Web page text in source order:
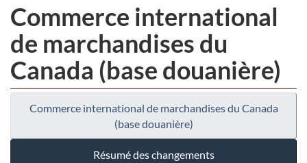
Commerce international
de marchandises du
Canada (base douanière)
Commerce international de marchandises du Canada
(base douanière)
Résumé des changements